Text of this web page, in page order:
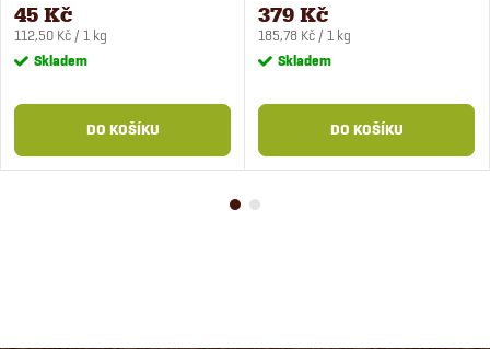
45 Kč
Měrná
cena:
112,50 Kč / 1 kg
Skladem
DO KOŠÍKU
379 Kč
Měrná
cena:
185,78 Kč / 1 kg
Skladem
DO KOŠÍKU